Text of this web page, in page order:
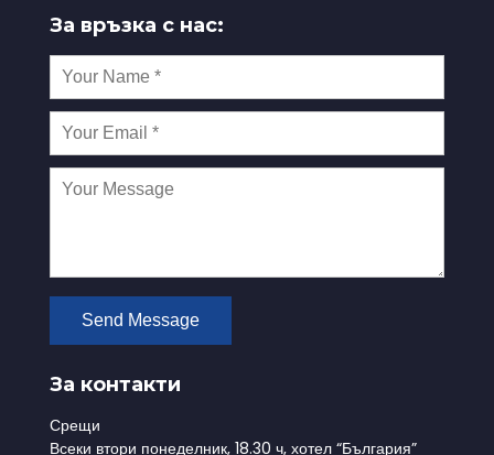
За връзка с нас:
За контакти
Срещи
Всеки втори понеделник, 18.30 ч, хотел “България”